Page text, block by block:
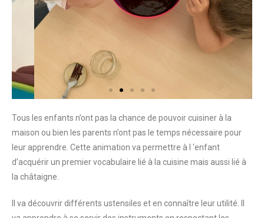
Tous les enfants n’ont pas la chance de pouvoir cuisiner à la
maison ou bien les parents n’ont pas le temps nécessaire pour
leur apprendre. Cette animation va permettre à l ‘enfant
d’acquérir un premier vocabulaire lié à la cuisine mais aussi lié à
la châtaigne.
Il va découvrir différents ustensiles et en connaître leur utilité. Il